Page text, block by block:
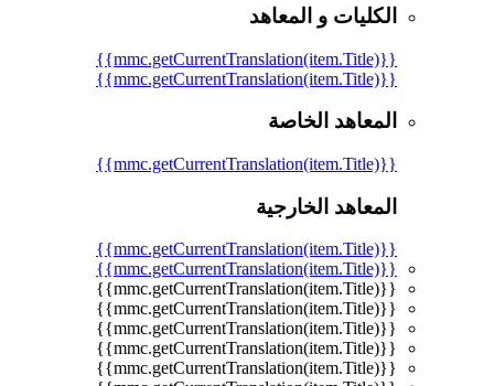
الكليات و المعاهد
{{mmc.getCurrentTranslation(item.Title)}}
{{mmc.getCurrentTranslation(item.Title)}}
المعاهد الخاصة
{{mmc.getCurrentTranslation(item.Title)}}
المعاهد الخارجية
{{mmc.getCurrentTranslation(item.Title)}}
{{mmc.getCurrentTranslation(item.Title)}}
{{mmc.getCurrentTranslation(item.Title)}}
{{mmc.getCurrentTranslation(item.Title)}}
{{mmc.getCurrentTranslation(item.Title)}}
{{mmc.getCurrentTranslation(item.Title)}}
{{mmc.getCurrentTranslation(item.Title)}}